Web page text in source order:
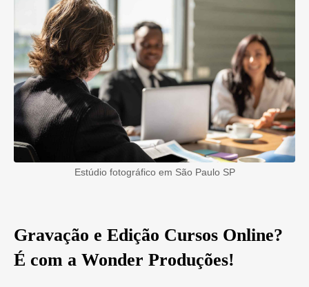
Estúdio fotográfico em São Paulo SP
Gravação e Edição Cursos Online?
É com a Wonder Produções!